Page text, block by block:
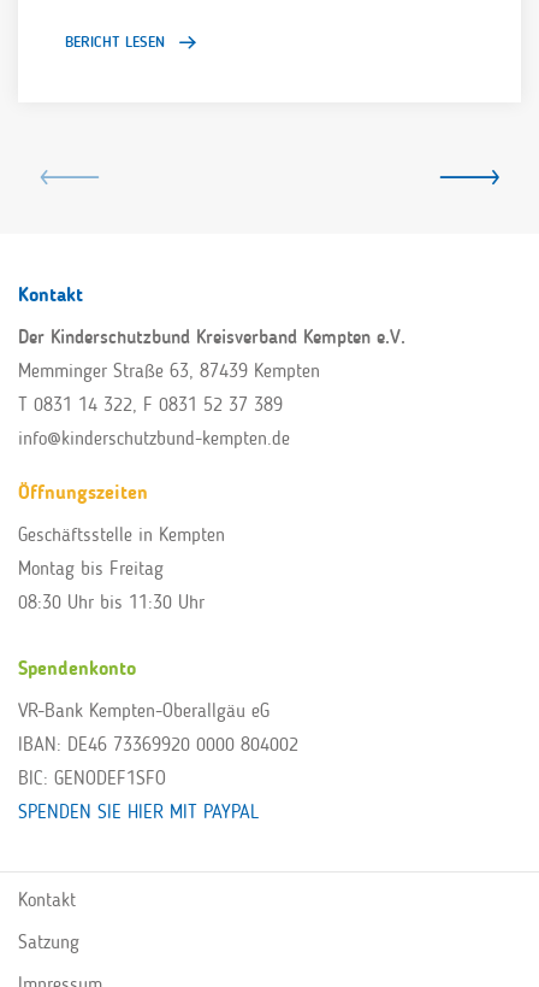
BERICHT LESEN
Kontakt
Der Kinderschutzbund Kreisverband Kempten e.V.
Memminger Straße 63, 87439 Kempten
T 0831 14 322, F 0831 52 37 389
info@kinderschutzbund-kempten.de
Öffnungszeiten
Geschäftsstelle in Kempten
Montag bis Freitag
08:30 Uhr bis 11:30 Uhr
Spendenkonto
VR-Bank Kempten-Oberallgäu eG
IBAN: DE46 73369920 0000 804002
BIC: GENODEF1SFO
SPENDEN SIE HIER MIT PAYPAL
Kontakt
Satzung